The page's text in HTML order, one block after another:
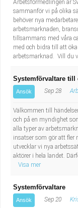
Arbetsförmedlingen är
sammanför vi på olika
behöver nya
arbetsmarknaden,
tillsammans med våra
med och bidra till att
arbetsmarknad. Vill du
Systemförvaltare till
Ansök Sep 28
Välkommen till
och på en myndighet
alla typer av
insatser som gör att fler
utvecklar vi nya
aktörer i hela landet.
Visa mer
Systemförvaltare
Ansök Sep 20